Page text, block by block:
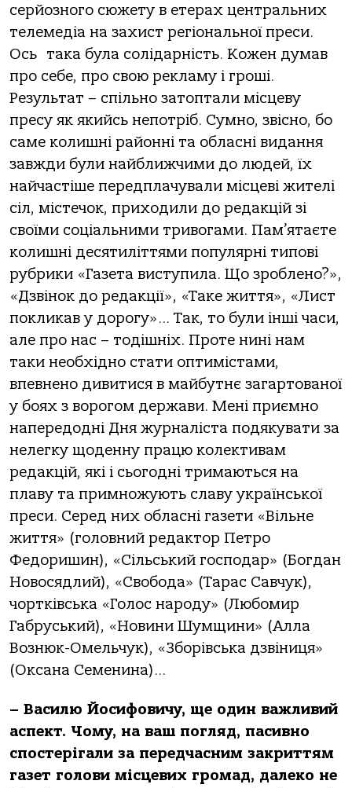
серйозного сюжету в етерах центральних
телемедіа на захист регіональної преси.
Ось така була солідарність. Кожен думав
про себе, про свою рекламу і гроші.
Результат – спільно затоптали місцеву
пресу як якийсь непотріб. Сумно, звісно, бо
саме колишні районні та обласні видання
завжди були найближчими до людей, їх
найчастіше передплачували місцеві жителі
сіл, містечок, приходили до редакцій зі
своїми соціальними тривогами. Пам’ятаєте
колишні десятиліттями популярні типові
рубрики «Газета виступила. Що зроблено?»,
«Дзвінок до редакції», «Таке життя», «Лист
покликав у дорогу»… Так, то були інші часи,
але про нас – тодішніх. Проте нині нам
таки необхідно стати оптимістами,
впевнено дивитися в майбутнє загартованої
у боях з ворогом держави. Мені приємно
напередодні Дня журналіста подякувати за
нелегку щоденну працю колективам
редакцій, які і сьогодні тримаються на
плаву та примножують славу української
преси. Серед них обласні газети «Вільне
життя» (головний редактор Петро
Федоришин), «Сільський господар» (Богдан
Новосядлий), «Свобода» (Тарас Савчук),
чортківська «Голос народу» (Любомир
Габруський), «Новини Шумщини» (Алла
Вознюк-Омельчук), «Зборівська дзвіниця»
(Оксана Семенина)…
– Василю Йосифовичу, ще один важливий
аспект. Чому, на ваш погляд, пасивно
спостерігали за передчасним закриттям
газет голови місцевих громад, далеко не